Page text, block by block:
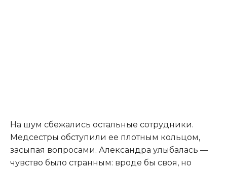
На шум сбежались остальные сотрудники.
Медсестры обступили ее плотным кольцом,
засыпая вопросами. Александра улыбалась —
чувство было странным: вроде бы своя, но